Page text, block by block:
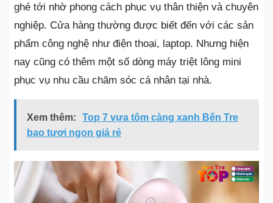
ghé tới nhờ phong cách phục vụ thân thiện và chuyên
nghiệp. Cửa hàng thường được biết đến với các sản
phẩm công nghệ như điện thoại, laptop. Nhưng hiện
nay cũng có thêm một số dòng máy triệt lông mini
phục vụ nhu cầu chăm sóc cá nhân tại nhà.
Xem thêm:
Top 7 vựa tôm càng xanh Bến Tre
bao tươi ngon giá rẻ